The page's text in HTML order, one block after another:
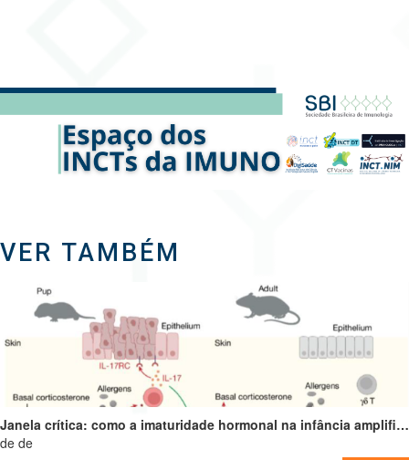
VER TAMBÉM
Janela crítica: como a imaturidade hormonal na infância amplifica alergias e programa o futuro do sistema imune
de de